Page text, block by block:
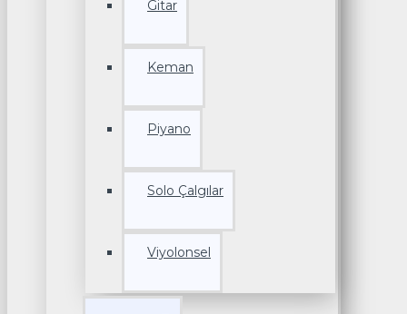
Gitar
Keman
Piyano
Solo Çalgılar
Viyolonsel